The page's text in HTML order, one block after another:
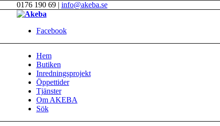
0176 190 69 | info@akeba.se
Facebook
Hem
Butiken
Inredningsprojekt
Öppettider
Tjänster
Om AKEBA
Sök